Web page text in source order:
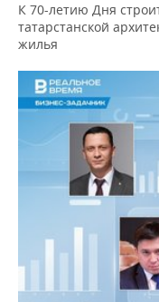
К 70-летию Дня
татарстанской
жилья